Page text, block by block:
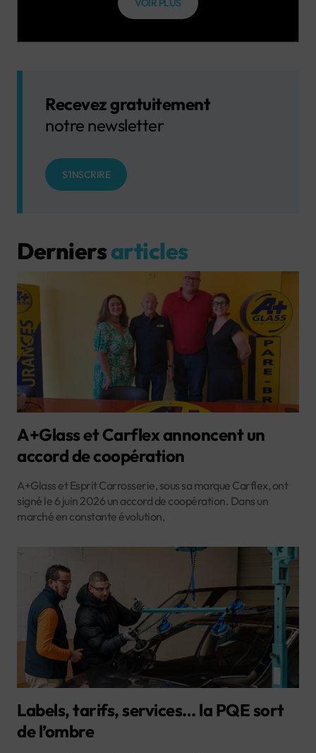
VOIR PLUS
Recevez gratuitement
notre newsletter
S'INSCRIRE
Derniersarticles
A+Glass et Carflex annoncent un
accord de coopération
A+Glass et Esprit Carrosserie, sous sa marque Carflex, ont
signé le 6 juin 2026 un accord de coopération. Dans un
marché en constante évolution,
Labels, tarifs, services… la PQE sort
de l’ombre